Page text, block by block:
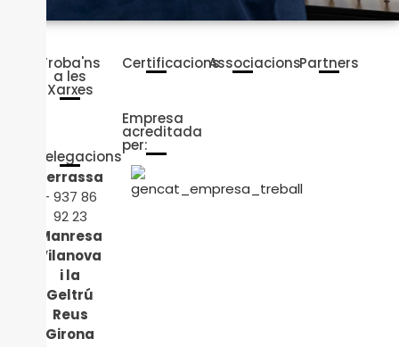
Troba'ns
a les
Xarxes
Delegacions
Terrassa
- 937 86
92 23
Manresa
Vilanova
i la
Geltrú
Reus
Girona
Certificacions
Empresa
acreditada
per:
AssociacionsPartners